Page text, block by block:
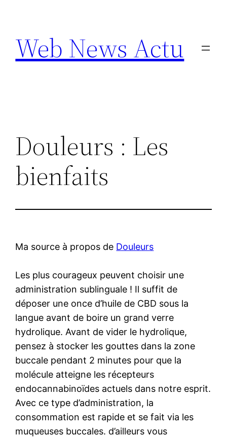
contenu
Web News Actu
Douleurs : Les
bienfaits
Ma source à propos de Douleurs
Les plus courageux peuvent choisir une
administration sublinguale ! Il suffit de
déposer une once d’huile de CBD sous la
langue avant de boire un grand verre
hydrolique. Avant de vider le hydrolique,
pensez à stocker les gouttes dans la zone
buccale pendant 2 minutes pour que la
molécule atteigne les récepteurs
endocannabinoïdes actuels dans notre esprit.
Avec ce type d’administration, la
consommation est rapide et se fait via les
muqueuses buccales. d’ailleurs vous